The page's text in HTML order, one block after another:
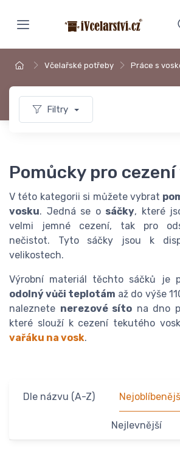
Včelařské potřeby Práce s
Filtry
Pomůcky pro cezení
V této kategorii si můžete vybrat
vosku. Jedná se o sáčky, které
velmi jemné cezení, tak pro
nečistot. Tyto sáčky jsou k
velikostech.
Výrobní materiál těchto sáčků je
odolný vůči teplotám až do výše
naleznete nerezové síto na dno
které slouží k cezení tekutého
vařáku na vosk.
Dle názvu (A-Z)
Nejlevnější